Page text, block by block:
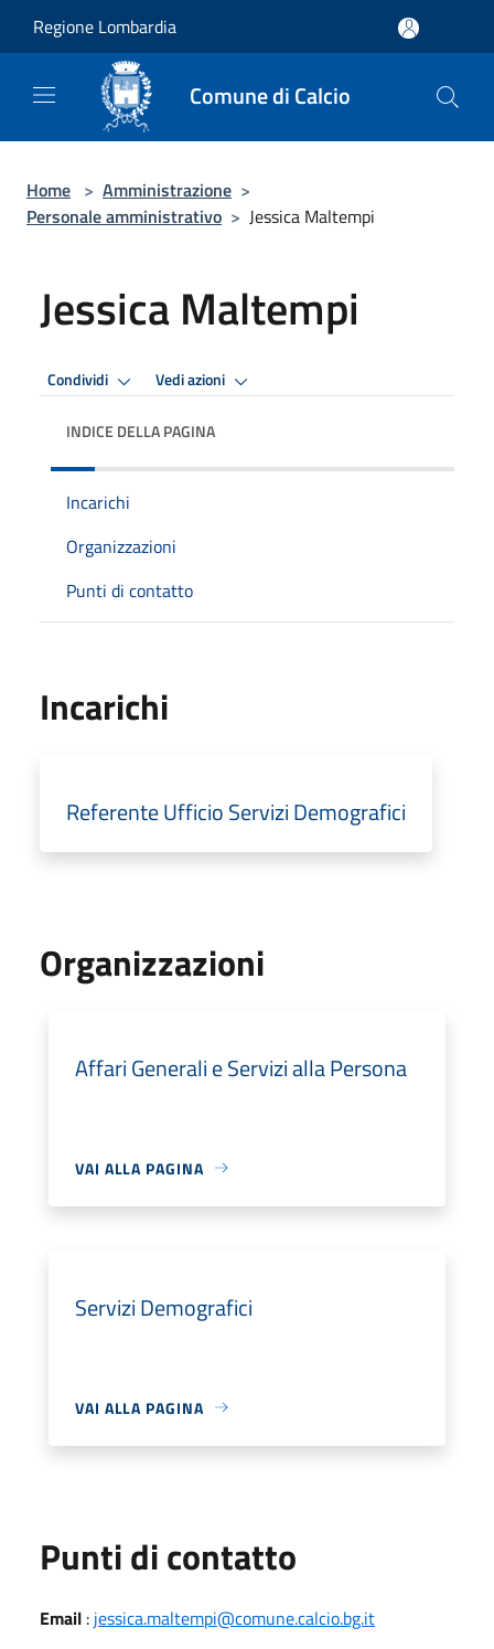
Regione Lombardia
Comune di Calcio
Home > Amministrazione >
Personale amministrativo > Jessica Maltempi
Jessica Maltempi
Condividi Vedi azioni
INDICE DELLA PAGINA
Incarichi
Organizzazioni
Punti di contatto
Incarichi
Referente Ufficio Servizi Demografici
Organizzazioni
Affari Generali e Servizi alla Persona
VAI ALLA PAGINA
Servizi Demografici
VAI ALLA PAGINA
Punti di contatto
Email : jessica.maltempi@comune.calcio.bg.it